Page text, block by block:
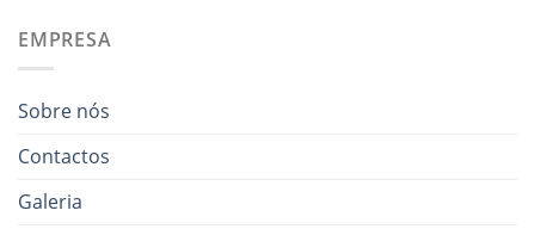
EMPRESA
Sobre nós
Contactos
Galeria